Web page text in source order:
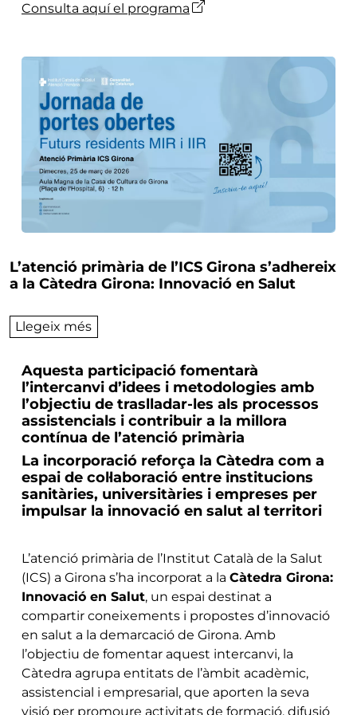
Consulta aquí el programa
L’atenció primària de l’ICS Girona s’adhereix
a la Càtedra Girona: Innovació en Salut
Llegeix méssobre L’atenció primària de l’ICS Girona
Aquesta participació fomentarà
l’intercanvi d’idees i metodologies amb
l’objectiu de traslladar-les als processos
assistencials i contribuir a la millora
contínua de l’atenció primària
La incorporació reforça la Càtedra com a
espai de col·laboració entre institucions
sanitàries, universitàries i empreses per
impulsar la innovació en salut al territori
L’atenció primària de l’Institut Català de la Salut
(ICS) a Girona s’ha incorporat a la Càtedra Girona:
Innovació en Salut, un espai destinat a
compartir coneixements i propostes d’innovació
en salut a la demarcació de Girona. Amb
l’objectiu de fomentar aquest intercanvi, la
Càtedra agrupa entitats de l’àmbit acadèmic,
assistencial i empresarial, que aporten la seva
visió per promoure activitats de formació, difusió